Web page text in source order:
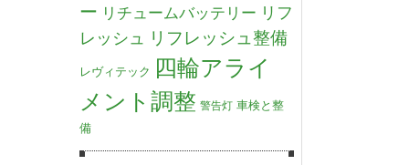
ー リチュームバッテリー リフ
レッシュ
リフレッシュ整備
レヴィテック 四輪アライ
メント調整 警告灯 車検と整
備